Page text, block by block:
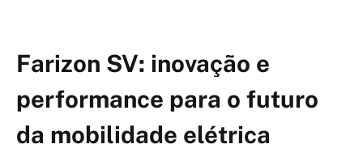
Farizon SV: inovação e
performance para o futuro
da mobilidade elétrica